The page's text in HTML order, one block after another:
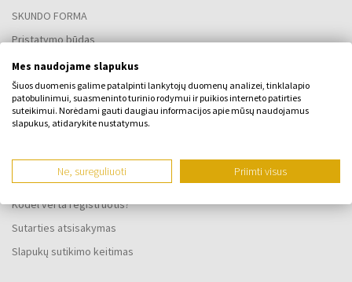
SKUNDO FORMA
Pristatymo būdas
Kada gausiu užsakytas prekes?
Kodėl verta rinktis mūsų kvepalus ir laikrodžius?
Kas yra kvepalų testeris?
Tik originalios prekės
Dažnai užduodami klausimai
Kodėl verta registruotis?
Sutarties atsisakymas
Slapukų sutikimo keitimas
Mes naudojame slapukus
Šiuos duomenis galime patalpinti lankytojų duomenų analizei, tinklalapio
patobulinimui, suasmeninto turinio rodymui ir puikios interneto patirties
suteikimui. Norėdami gauti daugiau informacijos apie mūsų naudojamus
slapukus, atidarykite nustatymus.
Ne, sureguliuoti Priimti visus